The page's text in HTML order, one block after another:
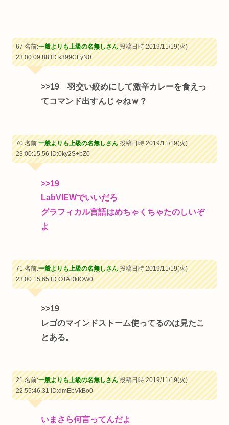
67 名前:一般よりも上級の名無しさん投稿日時:2019/11/19(火)
23:00:09.88ID:k399CFyN0
>>19 羽交い絞めにして激辛カレーを食えっ
てコマンド出すんじゃねｗ？
70 名前:一般よりも上級の名無しさん投稿日時:2019/11/19(火)
23:00:15.56ID:0ky2S+bZ0
>>19
LabVIEWでいいだろ
グラフィカル言語はめちゃくちゃたのしいぞ
よ
71 名前:一般よりも上級の名無しさん投稿日時:2019/11/19(火)
23:00:15.65ID:OTADktOW0
>>19
レゴのマインドストーム使ってるのは見たこ
とある。
21 名前:一般よりも上級の名無しさん投稿日時:2019/11/19(火)
22:55:46.31ID:dmEbVkBo0
いまさら何言ってんだよ